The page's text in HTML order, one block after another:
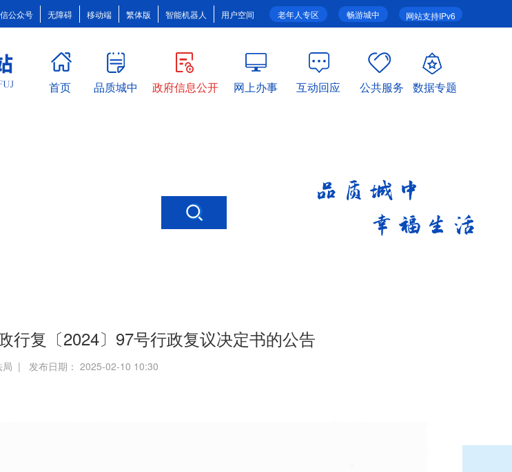
网站支持IPv6
畅游城中
老年人专区
公众号 无障碍 移动端 繁体版 智能机器人 用户空间
首页 品质城中 政府信息公开 网上办事 互动回应 公共服务 数据专题
行复〔2024〕97号行政复议决定书的公告
局 | 发布日期： 2025-02-10 10:30